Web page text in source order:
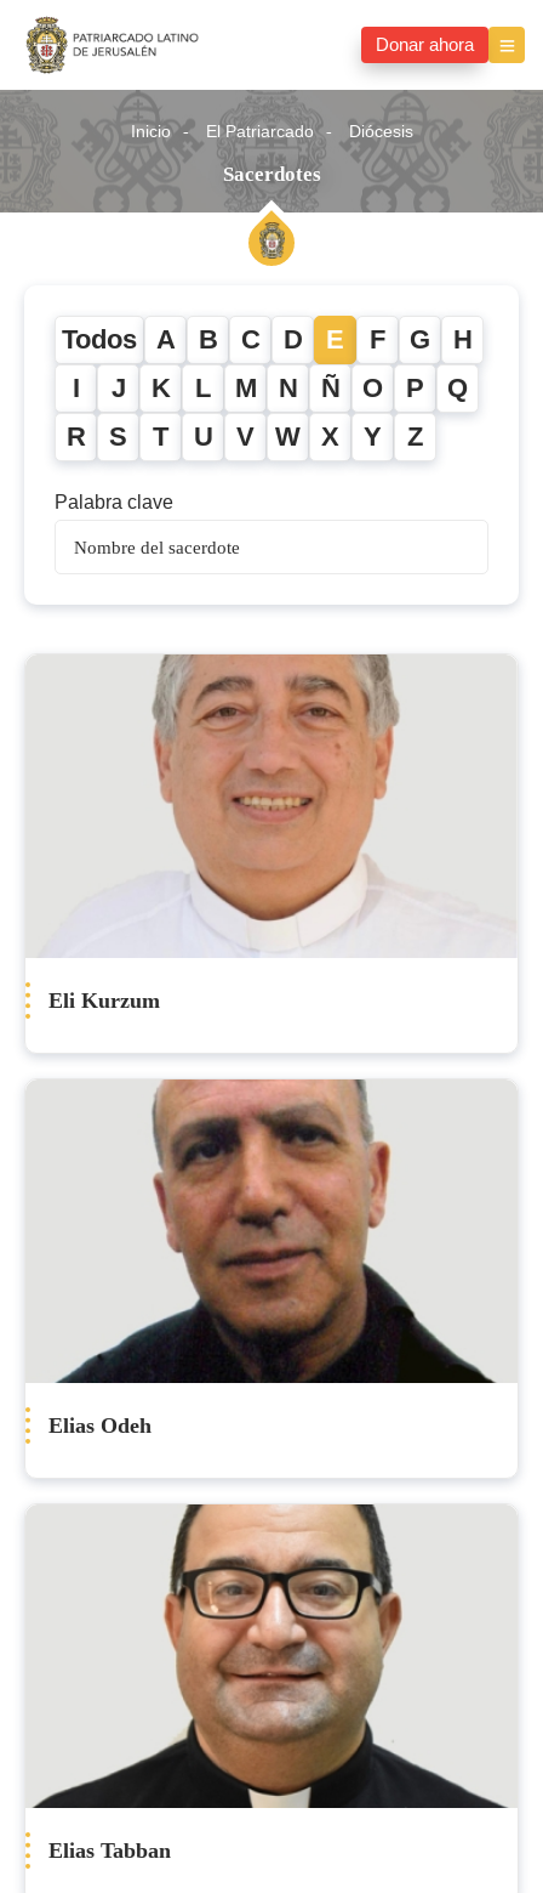
Donar ahora
Inicio El Patriarcado Diócesis
Sacerdotes
Todos A B C D E F G H
I J K L M N Ñ O P Q
R S T U V W X Y Z
Palabra clave
Eli Kurzum
Elias Odeh
Elias Tabban